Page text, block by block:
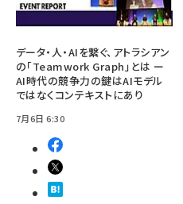
データ・人・AIを繋ぐ、アトラシアン
の「Teamwork Graph」とは ー
AI時代の競争力の鍵はAIモデル
ではなくコンテキストにあり
7月6日 6:30